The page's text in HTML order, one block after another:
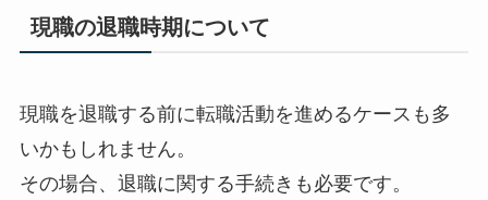
現職の退職時期について
現職を退職する前に転職活動を進めるケースも多
いかもしれません。
その場合、退職に関する手続きも必要です。